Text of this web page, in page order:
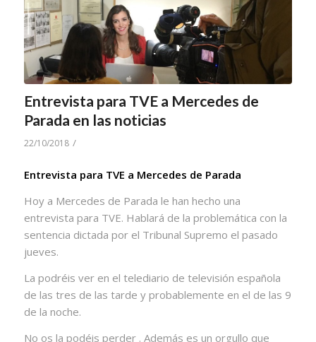
Entrevista para TVE a Mercedes de
Parada en las noticias
22/10/2018 /
Entrevista para TVE a Mercedes de Parada
Hoy a Mercedes de Parada le han hecho una
entrevista para TVE. Hablará de la problemática con la
sentencia dictada por el Tribunal Supremo el pasado
jueves.
La podréis ver en el telediario de televisión española
de las tres de las tarde y probablemente en el de las 9
de la noche.
No os la podéis perder . Además es un orgullo que